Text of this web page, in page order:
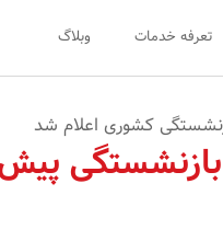
تعرفه خدمات وبلاگ
کشوری اعلام شد